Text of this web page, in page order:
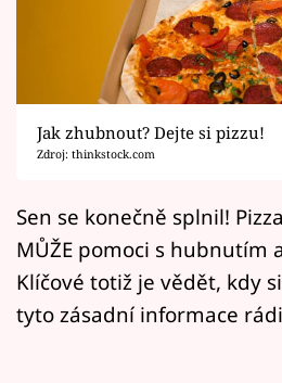
Horoskopy
Sledujte prima+
Filmový festival Karlovy
Mámy sobě
Přihlášení
Jak zhubnout? Dejte si pizzu!
Zdroj: thinkstock.com
Sen se konečně splnil!
MŮŽE pomoci s hubnutím
Klíčové totiž je vědět, kdy
tyto zásadní informace